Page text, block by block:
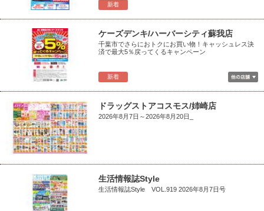
新着
新着
ケーズデンキ/ハーバーシティ蘇我店
千葉市でさらにおトクにお買い物！キャッシュレス決
済で最大5％戻ってくるキャンペーン
ドラッグストアコスモス/姉崎店
2026年8月7日～2026年8月20日_
生活情報誌Style
生活情報誌Style VOL.919 2026年8月7日号